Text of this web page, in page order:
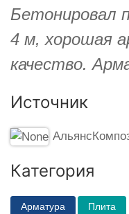
Бетонировал
4 м, хорошая
качество.
Источник
Категория
Арматура Плита